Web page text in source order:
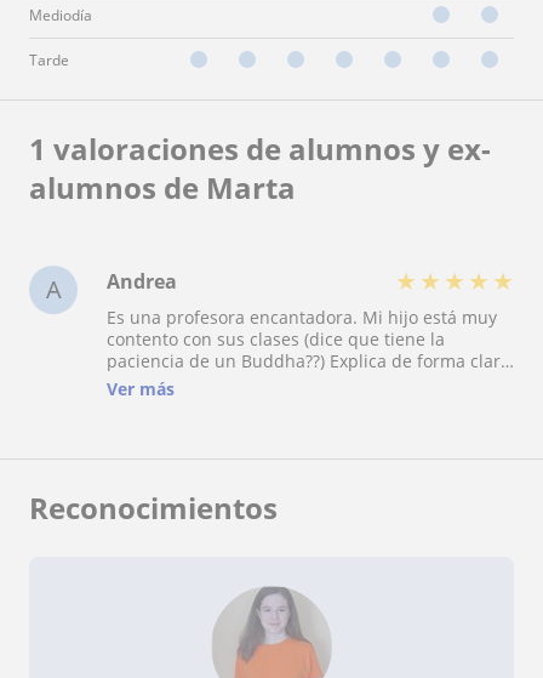
Mediodía
Tarde
1 valoraciones de alumnos y ex-
alumnos de Marta
A Andrea ★ ★ ★ ★ ★
Es una profesora encantadora. Mi hijo está muy
contento con sus clases (dice que tiene la
paciencia de un Buddha??) Explica de forma clara
y sencilla de entender, a diferencia de los
Ver más
Reconocimientos